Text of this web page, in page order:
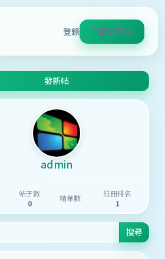
登錄 下載客戶端
發新帖
admin
帖子數
0
精華數
註冊排名
1
搜尋